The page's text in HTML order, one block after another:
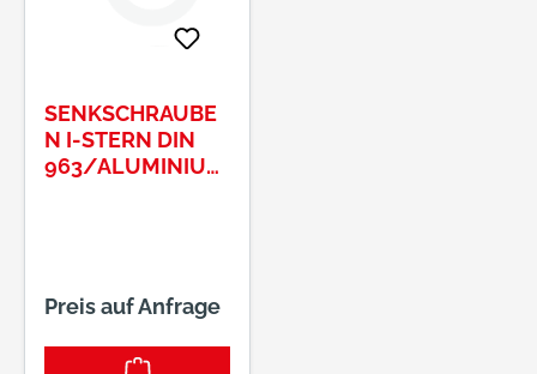
SENKSCHRAUBE
N I-STERN DIN
963/ALUMINIUM
Preis auf Anfrage